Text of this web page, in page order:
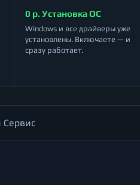
0 р. Установка ОС
Windows и все драйверы уже
установлены. Включаете — и
сразу работает.
Сервис